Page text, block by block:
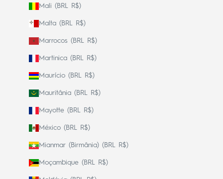
Mali (BRL R$)
Malta (BRL R$)
Marrocos (BRL R$)
Martinica (BRL R$)
Maurício (BRL R$)
Mauritânia (BRL R$)
Mayotte (BRL R$)
México (BRL R$)
Mianmar (Birmânia) (BRL R$)
Moçambique (BRL R$)